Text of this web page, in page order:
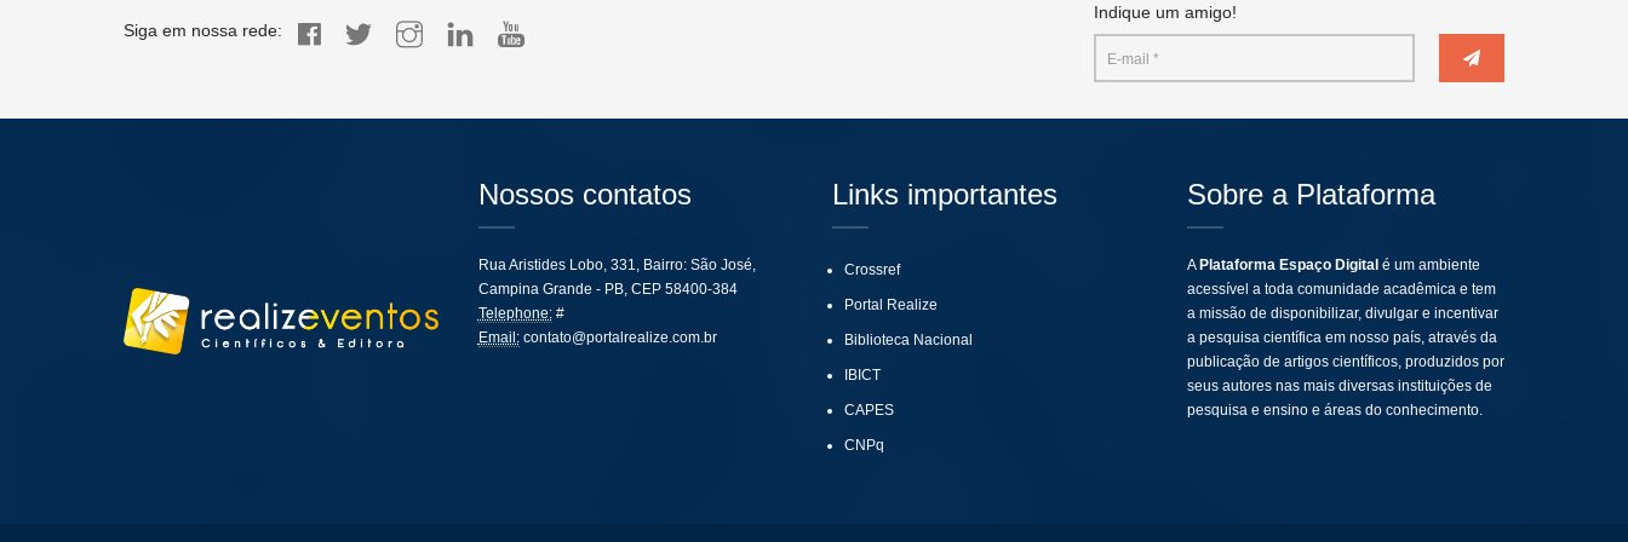
Siga em nossa rede:
Indique um amigo!
Nossos contatos
Rua Aristides Lobo, 331, Bairro: São José,
Campina Grande - PB, CEP 58400-384
Telephone:#
Email: contato@portalrealize.com.br
Links importantes
Crossref
Portal Realize
Biblioteca Nacional
IBICT
CAPES
CNPq
Sobre a Plataforma
A Plataforma Espaço Digital é um ambiente
acessível a toda comunidade acadêmica e tem
a missão de disponibilizar, divulgar e incentivar
a pesquisa científica em nosso país, através da
publicação de artigos científicos, produzidos por
seus autores nas mais diversas instituições de
pesquisa e ensino e áreas do conhecimento.